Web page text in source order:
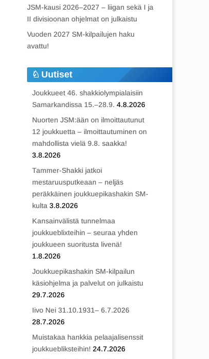
JSM-kausi 2026–2027 – liigan sekä I ja
II divisioonan ohjelmat on julkaistu
Vuoden 2027 SM-kilpailujen haku
avattu!
Uutiset
Joukkueet 46. shakkiolympialaisiin
Samarkandissa 15.–28.9. 4.8.2026
Nuorten JSM:ään on ilmoittautunut
12 joukkuetta – ilmoittautuminen on
mahdollista vielä 9.8. saakka!
3.8.2026
Tammer-Shakki jatkoi
mestaruusputkeaan – neljäs
peräkkäinen joukkuepikashakin SM-
kulta 3.8.2026
Kansainvälistä tunnelmaa
joukkueblixteihin – seuraa yhden
joukkueen suoritusta livenä!
1.8.2026
Joukkuepikashakin SM-kilpailun
käsiohjelma ja palvelut on julkaistu
29.7.2026
Iivo Nei 31.10.1931– 6.7.2026
28.7.2026
Muistakaa hankkia pelaajalisenssit
joukkuebliksteihin! 24.7.2026